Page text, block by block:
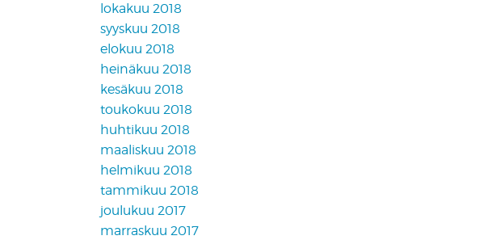
lokakuu 2018
syyskuu 2018
elokuu 2018
heinäkuu 2018
kesäkuu 2018
toukokuu 2018
huhtikuu 2018
maaliskuu 2018
helmikuu 2018
tammikuu 2018
joulukuu 2017
marraskuu 2017